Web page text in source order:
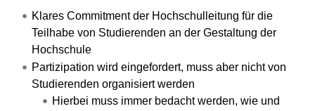
Klares Commitment der Hochschulleitung für die
Teilhabe von Studierenden an der Gestaltung der
Hochschule
Partizipation wird eingefordert, muss aber nicht von
Studierenden organisiert werden
Hierbei muss immer bedacht werden, wie und